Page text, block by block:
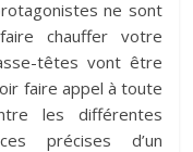
ne sont
chauffer votre
têtes vont être
faire appel à toute
les différentes
précises d’un